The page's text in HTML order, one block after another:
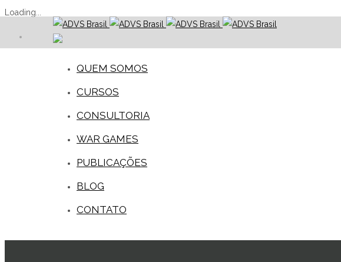
QUEM SOMOS
CURSOS
CONSULTORIA
WAR GAMES
PUBLICAÇÕES
BLOG
CONTATO
Loading...